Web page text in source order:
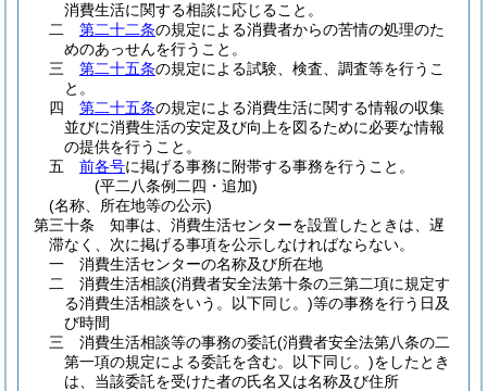
消費生活に関する相談に応じること。
二
第二十二条の規定による消費者からの苦情の処理のた
めのあっせんを行うこと。
三
第二十五条の規定による試験、検査、調査等を行うこ
と。
四
第二十五条の規定による消費生活に関する情報の収集
並びに消費生活の安定及び向上を図るために必要な情報
の提供を行うこと。
五
前各号に掲げる事務に附帯する事務を行うこと。
(平二八条例二四・追加)
(名称、所在地等の公示)
第三十条
知事は、消費生活センターを設置したときは、遅
滞なく、次に掲げる事項を公示しなければならない。
一
消費生活センターの名称及び所在地
二
消費生活相談(消費者安全法第十条の三第二項に規定す
る消費生活相談をいう。以下同じ。)等の事務を行う日及
び時間
三
消費生活相談等の事務の委託(消費者安全法第八条の二
第一項の規定による委託を含む。以下同じ。)をしたとき
は、当該委託を受けた者の氏名又は名称及び住所